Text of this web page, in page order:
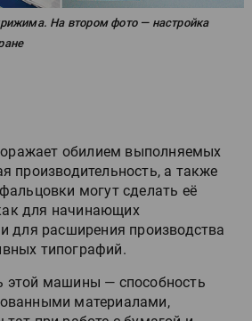
На втором фото — настройка
обилием выполняемых
производительность, а также
могут сделать её
для начинающих
для расширения производства
типографий.
этой машины — способность
материалами,